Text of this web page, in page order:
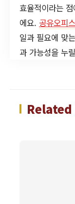
효율적이라는
에요. 공유오피
일과 필요에 맞
과 가능성을 누